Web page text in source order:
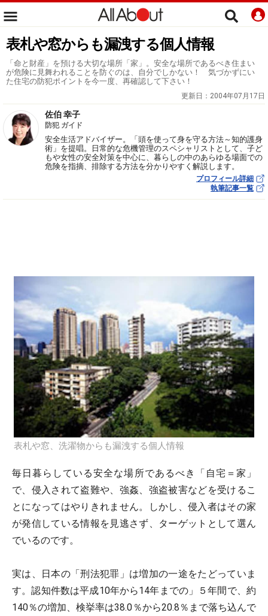
表札や窓からも漏洩する個人情報
「命と財産」を預ける大切な場所「家」。安全な場所であるべき住まい
が危険に見舞われることを防ぐのは、自分でしかない！ 気づかずにい
た住宅の防犯ポイントを今一度、再確認して下さい！
更新日： 2004年07月17日
佐伯 幸子
防犯 ガイド
安全生活アドバイザー。「頭を使って身を守る方法～知的護身
術」を提唱。日常的な危機管理のスペシャリストとして、子ど
もや女性の安全対策を中心に、暮らしの中のあらゆる場面での
危険を指摘、排除する方法を分かりやすく解説します。
プロフィール詳細
執筆記事一覧
表札や窓、洗濯物からも漏洩する個人情報
毎日暮らしている安全な場所であるべき「自宅＝家」
で、侵入されて盗難や、強姦、強盗被害などを受けるこ
とになってはやりきれません。しかし、侵入者はその家
が発信している情報を見逃さず、ターゲットとして選ん
でいるのです。
実は、日本の「刑法犯罪」は増加の一途をたどっていま
す。認知件数は平成10年から14年までの」５年間で、約
140％の増加、検挙率は38.0％から20.8％まで落ち込んで